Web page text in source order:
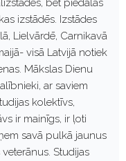
izstādēs. Izstādes
Lielvārdē, Carnikavā
visā Latvijā notiek
Mākslas Dienu
ar saviem
kolektīvs,
ir mainīgs, ir ļoti
savā pulkā jaunus
Studijas